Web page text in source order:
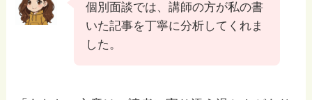
個別面談では、講師の方が私の書
いた記事を丁寧に分析してくれま
した。